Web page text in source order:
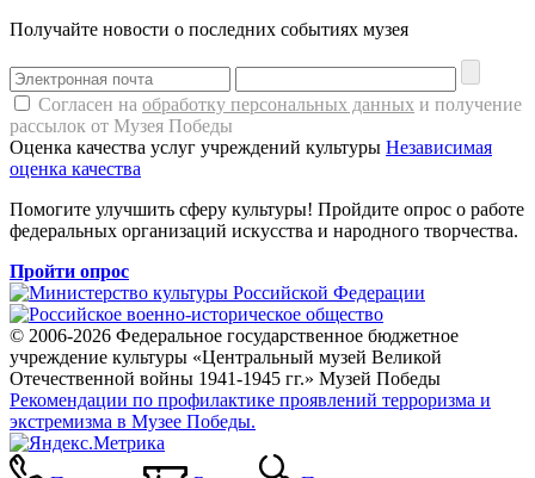
Получайте новости о последних событиях музея
Согласен на обработку персональных данных и получение
рассылок от Музея Победы
Оценка качества услуг учреждений культуры Независимая
оценка качества
Помогите улучшить сферу культуры! Пройдите опрос о работе
федеральных организаций искусства и народного творчества.
Пройти опрос
© 2006-2026 Федеральное государственное бюджетное
учреждение культуры «Центральный музей Великой
Отечественной войны 1941-1945 гг.» Музей Победы
Рекомендации по профилактике проявлений терроризма и
экстремизма в Музее Победы.